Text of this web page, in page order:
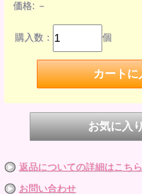
価格:－
購入数： 個
返品についての詳細はこちら
お問い合わせ